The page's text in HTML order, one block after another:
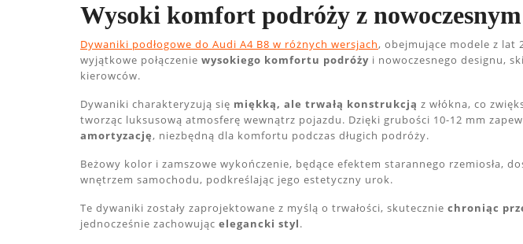
Wysoki komfort podróży z
Dywaniki podłogowe do Audi A4 B8 w różnych wersjach, obejmujące modele z lat
wyjątkowe połączenie wysokiego komfortu podróży i nowoczesnego designu,
kierowców.
Dywaniki charakteryzują się miękką, ale trwałą konstrukcją z włókna, co
tworząc luksusową atmosferę wewnątrz pojazdu. Dzięki grubości 10-12 mm
amortyzację, niezbędną dla komfortu podczas długich podróży.
Beżowy kolor i zamszowe wykończenie, będące efektem starannego rzemiosła,
wnętrzem samochodu, podkreślając jego estetyczny urok.
Te dywaniki zostały zaprojektowane z myślą o trwałości, skutecznie chroniąc
jednocześnie zachowując elegancki styl.